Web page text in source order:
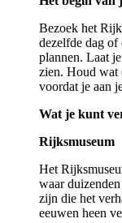
Bezoek het
dezelfde dag
plannen. Laat
zien. Houd wat
voordat je aan
Wat je kunt
Rijksmuseum
Het
waar
zijn die het
eeuwen heen